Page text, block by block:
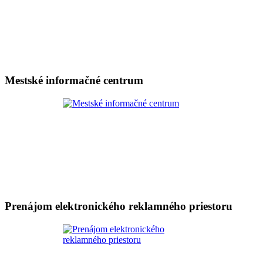
Mestské informačné centrum
Prenájom elektronického reklamného priestoru